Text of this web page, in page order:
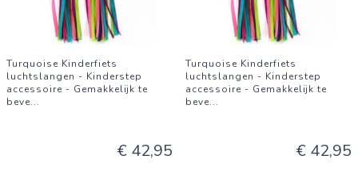
Turquoise Kinderfiets
luchtslangen - Kinderstep
accessoire - Gemakkelijk te
beve...
€ 42,95
Turquoise Kinderfiets
luchtslangen - Kinderstep
accessoire - Gemakkelijk te
beve...
€ 42,95